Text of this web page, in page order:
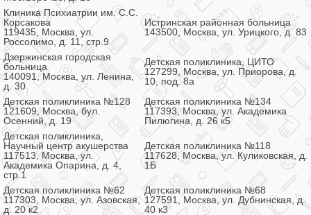
Клиника Психиатрии им. С.С.
Корсакова
119435, Москва, ул.
Россолимо, д. 11, стр.9
Истринская районная больница
143500, Москва, ул. Урицкого, д. 83
Дзержинская городская
больница
140091, Москва, ул. Ленина,
д. 30
Детская поликлиника, ЦИТО
127299, Москва, ул. Приорова, д.
10, под. 8а
Детская поликлиника №128
121609, Москва, бул.
Осенний, д. 19
Детская поликлиника №134
117393, Москва, ул. Академика
Пилюгина, д. 26 к5
Детская поликлиника,
Научный центр акушерства
117513, Москва, ул.
Академика Опарина, д. 4,
стр.1
Детская поликлиника №118
117628, Москва, ул. Куликовская, д.
1Б
Детская поликлиника №62
117303, Москва, ул. Азовская,
д. 20 к2
Детская поликлиника №68
127591, Москва, ул. Дубнинская, д.
40 к3